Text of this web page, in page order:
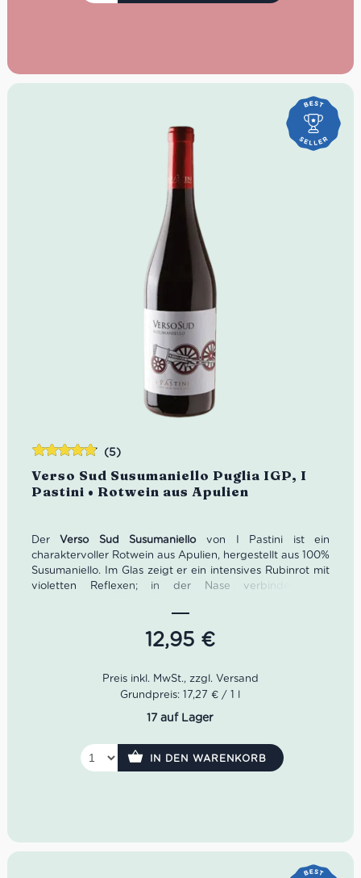
Verso Sud Susumaniello Puglia IGP, I
Pastini • Rotwein aus Apulien
(5)
DerVerso Sud Susumaniellovon I Pastini ist ein
charaktervoller Rotwein aus Apulien, hergestellt aus 100%
Susumaniello. Im Glas zeigt er ein intensives Rubinrot mit
violetten Reflexen; in der Nase verbinden sich
Gaumen wirkt der Wein weich, harmonisch, fruchtig und
lang anhaltend, mit guter Struktur und würzigem Finale.
Ein ausdrucksstarker apulischer Rotwein für alle, die
Braten, Wild, gereiftem Käse, Salumi, Saucengerichten
12,95 €
Bewertet
mit4.80
von 5
Grundpreis: 17,27 € / 1 l
17 auf Lager
IN DEN WARENKORB